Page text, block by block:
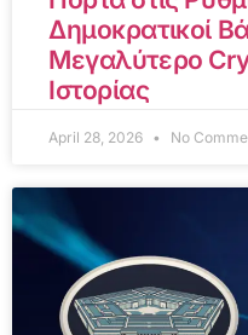
Δημοκρατικοί
Μεγαλύτερο
Ιστορίας
April 28, 2026 No